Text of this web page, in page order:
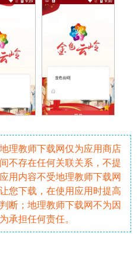
理教师下载网仅为应用商店
不存在任何关联关系，不提
用内容不受地理教师下载网
您下载，在使用应用时提高
断；地理教师下载网不为因
承担任何责任。